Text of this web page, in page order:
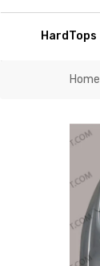
HardTops
Home